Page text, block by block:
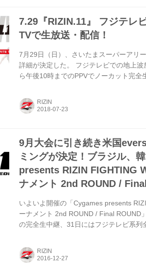
7.29『RIZIN.11』 フジテレ
TVで生放送・配信！
7月29日（日）、さいたまスーパーアリ
詳細が決定した。 フジテレビでの地上
ら午後10時までのPPVでノーカット完
全世界へ向けて「FITE TV」によるイン
に関する情報の詳細は下記をチェック！
RIZIN
9月大会に引き続き米国
ミングが決定！ブラジル、
presents RIZIN FIGHTING
ナメント 2nd ROUND /
いよいよ開催の「Cygames presents
ーナメント 2nd ROUND / Final ROUND
の完全生中継、31日にはフジテレビ系
イブストリーミング）、韓国（MBC/生
ーミング）、クロアチア（Nova TV/ライ
RIZIN